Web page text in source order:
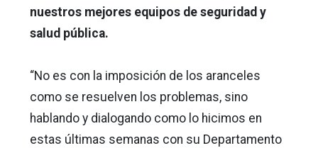
nuestros mejores equipos de seguridad y
salud pública.
“No es con la imposición de los aranceles
como se resuelven los problemas, sino
hablando y dialogando como lo hicimos en
estas últimas semanas con su Departamento